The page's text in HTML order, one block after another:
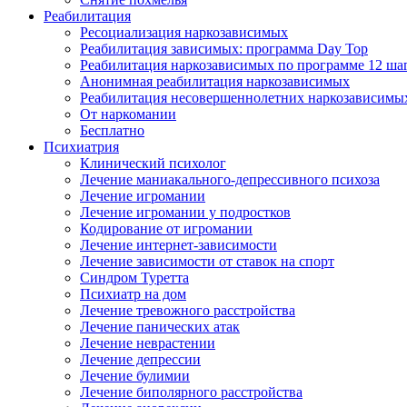
Реабилитация
Ресоциализация наркозависимых
Реабилитация зависимых: программа Day Top
Реабилитация наркозависимых по программе 12
Анонимная реабилитация наркозависимых
Реабилитация несовершеннолетних
От наркомании
Бесплатно
Психиатрия
Клинический психолог
Лечение маниакального-депрессивного психоза
Лечение игромании
Лечение игромании у подростков
Кодирование от игромании
Лечение интернет-зависимости
Лечение зависимости от ставок на спорт
Синдром Туретта
Психиатр на дом
Лечение тревожного расстройства
Лечение панических атак
Лечение неврастении
Лечение депрессии
Лечение булимии
Лечение биполярного расстройства